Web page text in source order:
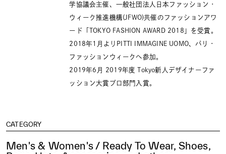
学協議会主催、一般社団法人日本ファッション・
ウィーク推進機構(JFWO)共催のファッションアワ
ード「TOKYO FASHION AWARD 2018」を受賞。
2018年1月よりPITTI IMMAGINE UOMO、パリ・
ファッションウィークへ参加。
2019年6月 2019年度 Tokyo新人デザイナーファ
ッション大賞プロ部門入賞。
CATEGORY
Men's & Women's / Ready To Wear, Shoes,